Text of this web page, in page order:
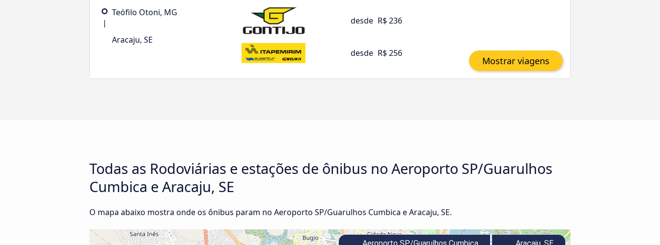
Teófilo Otoni, MG
Aracaju, SE
desde R$ 236
desde R$ 256
Mostrar viagens
Todas as Rodoviárias e estações de ônibus no Aeroporto SP/Guarulhos
Cumbica e Aracaju, SE
O mapa abaixo mostra onde os ônibus param no Aeroporto SP/Guarulhos Cumbica e Aracaju, SE.